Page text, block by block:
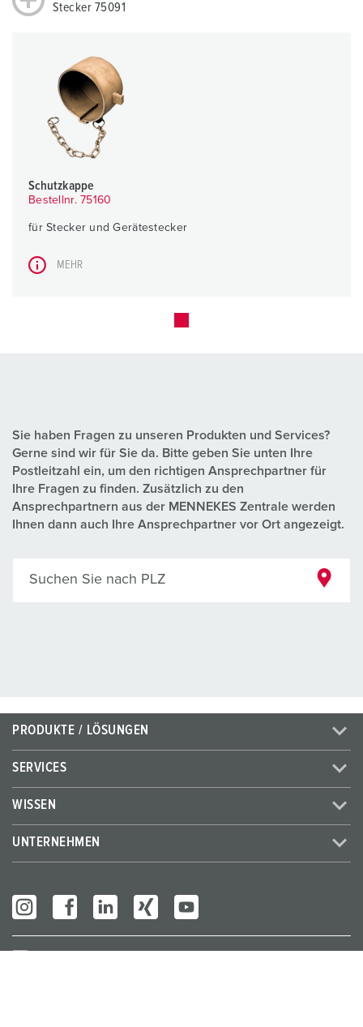
Stecker 75091
Schutzkappe
Bestellnr. 75160
für Stecker und Gerätestecker
MEHR
Sie haben Fragen zu unseren Produkten und Services?
Gerne sind wir für Sie da. Bitte geben Sie unten Ihre
Postleitzahl ein, um den richtigen Ansprechpartner für
Ihre Fragen zu finden. Zusätzlich zu den
Ansprechpartnern aus der MENNEKES Zentrale werden
Ihnen dann auch Ihre Ansprechpartner vor Ort angezeigt.
Suchen Sie nach PLZ
PRODUKTE / LÖSUNGEN
SERVICES
WISSEN
UNTERNEHMEN